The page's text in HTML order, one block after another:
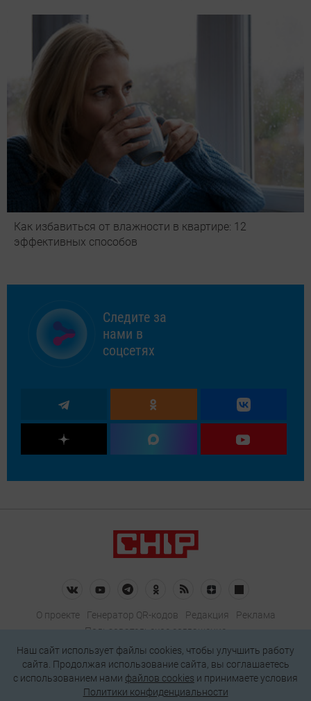
Как избавиться от влажности в квартире: 12
эффективных способов
Следите за
нами в
соцсетях
О проекте Генератор QR-кодов Редакция
Реклама
Пользовательское соглашение
Политика конфиденциальности
Подписаться на рассылку
Наш сайт использует файлы cookies, чтобы улучшить работу
сайта. Продолжая использование сайта, вы соглашаетесь
c использованием нами файлов cookies и принимаете условия
Политики конфиденциальности